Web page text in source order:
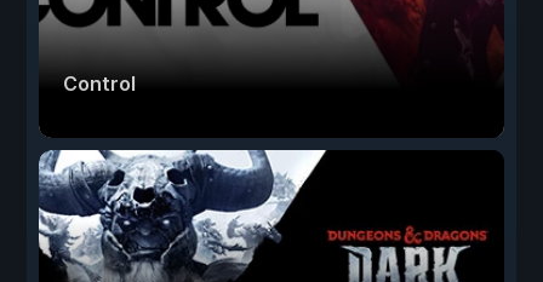
Control